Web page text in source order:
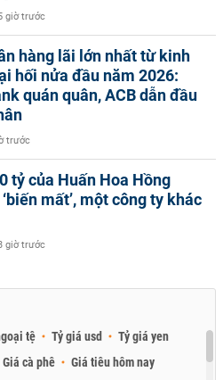
giờ trước
hàng lãi lớn nhất từ kinh
hối nửa đầu năm 2026:
quán quân, ACB dẫn đầu
trước
tỷ của Huấn Hoa Hồng
mất’, một công ty khác
giờ trước
tệ Tỷ giá usd
Tỷ giá yen
Giá cà phê Giá tiêu hôm nay